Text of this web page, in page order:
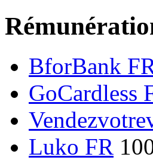
BforBank
GoCardless
Luko FR